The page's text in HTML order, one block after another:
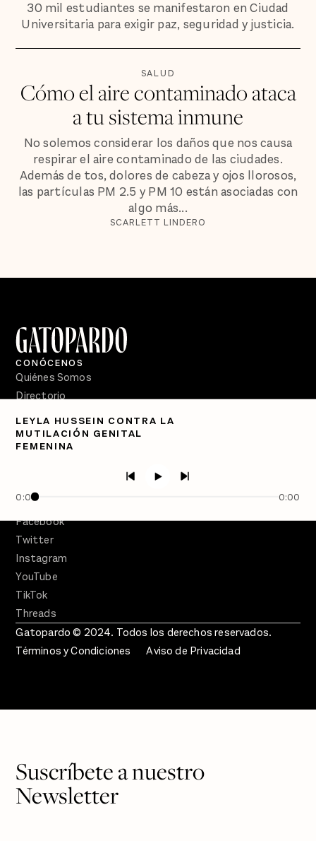
30 mil estudiantes se manifestaron en Ciudad
Universitaria para exigir paz, seguridad y justicia.
SALUD
Cómo el aire contaminado ataca
a tu sistema inmune
No solemos considerar los daños que nos causa
respirar el aire contaminado de las ciudades.
Además de tos, dolores de cabeza y ojos llorosos,
las partículas PM 2.5 y PM 10 están asociadas con
algo más...
SCARLETT LINDERO
LEYLA HUSSEIN CONTRA LA
MUTILACIÓN GENITAL
FEMENINA
0:00 0:00
CONÓCENOS
Quiénes Somos
Directorio
PÓDCASTS
Semanario Gatopardo
Facebook
Twitter
Instagram
YouTube
TikTok
Threads
Gatopardo © 2024. Todos los derechos reservados.
Términos y Condiciones
Aviso de Privacidad
Suscríbete a nuestro
Newsletter